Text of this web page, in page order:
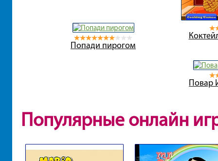
Попади пирогом
Повар
Популярные онлайн